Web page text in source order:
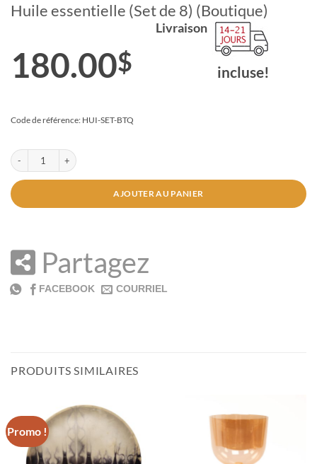
Huile essentielle (Set de 8) (Boutique)
180.00$
Livraison
incluse!
Code de référence: HUI-SET-BTQ
AJOUTER AU PANIER
Partagez
PRODUITS SIMILAIRES
Promo !